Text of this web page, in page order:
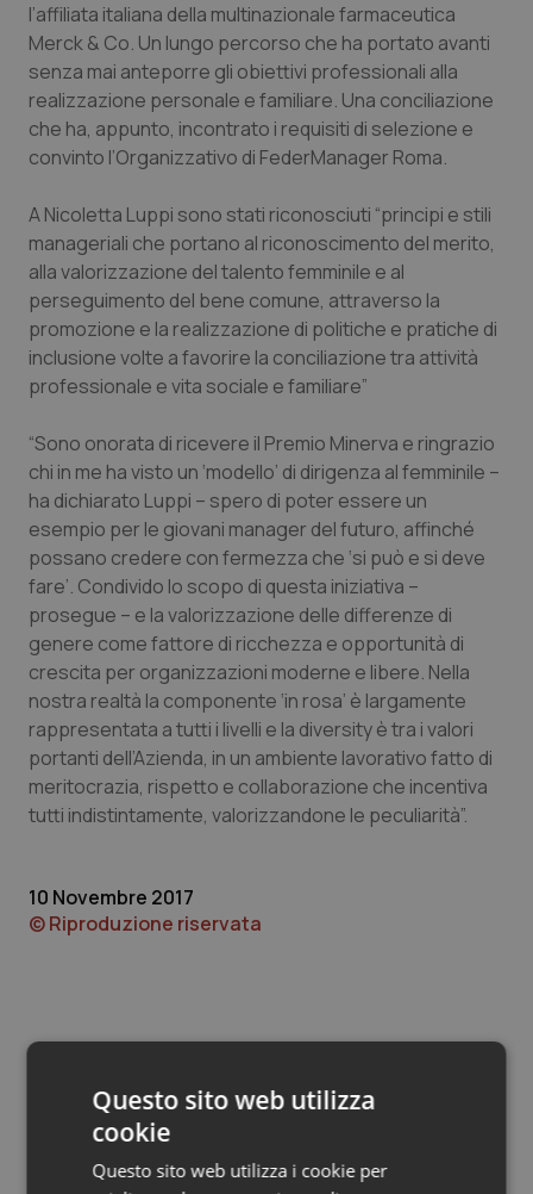
Marche
Molise
Piemonte
Provincia Autonoma di Bolzano
Provincia Autonoma di Trento
Puglia
Sicilia
Toscana
Umbria
Valle D’Aosta
Veneto
Donna & Salute
Epatiti
HIV
Infezioni & Febbre
Ipertensione & Scompenso
Malattie rare
Neuroscienze & patologie neurodegenerative
Obesità
Oftalmologia
Oncodermatologia
Oncoematologia
Oncologia & Nutrizione
Quotidiano Cardiologia
Quotidiano Oncologia
Quotidiano Pediatria
Rene & patologie urogenitali
l’affiliata italiana della multinazionale farmaceutica
Merck & Co. Un lungo percorso che ha portato avanti
senza mai anteporre gli obiettivi professionali alla
realizzazione personale e familiare. Una conciliazione
che ha, appunto, incontrato i requisiti di selezione e
convinto l’Organizzativo di FederManager Roma.
A Nicoletta Luppi sono stati riconosciuti “principi e stili
manageriali che portano al riconoscimento del merito,
alla valorizzazione del talento femminile e al
perseguimento del bene comune, attraverso la
promozione e la realizzazione di politiche e pratiche di
inclusione volte a favorire la conciliazione tra attività
professionale e vita sociale e familiare”
“Sono onorata di ricevere il Premio Minerva e ringrazio
chi in me ha visto un ‘modello’ di dirigenza al femminile –
ha dichiarato Luppi – spero di poter essere un
esempio per le giovani manager del futuro, affinché
possano credere con fermezza che ‘si può e si deve
fare’. Condivido lo scopo di questa iniziativa –
prosegue – e la valorizzazione delle differenze di
genere come fattore di ricchezza e opportunità di
crescita per organizzazioni moderne e libere. Nella
nostra realtà la componente ‘in rosa’ è largamente
rappresentata a tutti i livelli e la diversity è tra i valori
portanti dell’Azienda, in un ambiente lavorativo fatto di
meritocrazia, rispetto e collaborazione che incentiva
tutti indistintamente, valorizzandone le peculiarità”.
10 Novembre 2017
© Riproduzione riservata
Potrebbe interessarti in
Scienza e Farmaci
Questo sito web utilizza
cookie
Questo sito web utilizza i cookie per